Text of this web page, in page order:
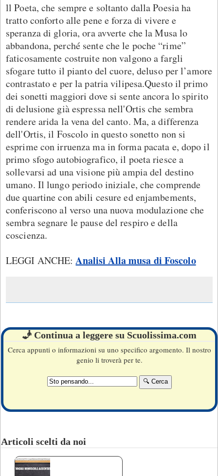
ll Poeta, che sempre e soltanto dalla Poesia ha
tratto conforto alle pene e forza di vivere e
speranza di gloria, ora avverte che la Musa lo
abbandona, perché sente che le poche “rime”
faticosamente costruite non valgono a fargli
sfogare tutto il pianto del cuore, deluso per l’amore
contrastato e per la patria vilipesa.Questo il primo
dei sonetti maggiori dove si sente ancora lo spirito
di delusione già espressa nell'Ortis che sembra
rendere arida la vena del canto. Ma, a differenza
dell'Ortis, il Foscolo in questo sonetto non si
esprime con irruenza ma in forma pacata e, dopo il
primo sfogo autobiografico, il poeta riesce a
sollevarsi ad una visione più ampia del destino
umano. Il lungo periodo iniziale, che comprende
due quartine con abili cesure ed enjambements,
conferiscono al verso una nuova modulazione che
sembra segnare le pause del respiro e della
coscienza.
LEGGI ANCHE:Analisi Alla musa di Foscolo
🧞 Continua a leggere su Scuolissima.com
Cerca appunti o informazioni su uno specifico argomento. Il nostro
genio li troverà per te.
Articoli scelti da noi